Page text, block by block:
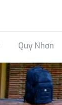
Quy Nhơn